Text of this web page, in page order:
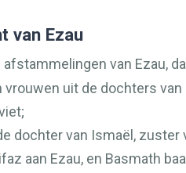
van Ezau
afstammelingen van Ezau,
vrouwen uit de dochters van
dochter van Ismaël, zuster
aan Ezau, en Basmath